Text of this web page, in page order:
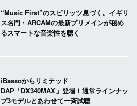
“Music First”のスピリッツ息づく。イギリ
ス名門・ARCAMの最新プリメインが秘め
るスマートな音楽性を聴く
iBassoからリミテッド
DAP「DX340MAX」登場！通常ラインナッ
プ3モデルとあわせて一斉試聴